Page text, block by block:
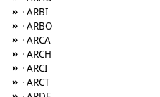
» · ARBI
» · ARBO
» · ARCA
» · ARCH
» · ARCI
» · ARCT